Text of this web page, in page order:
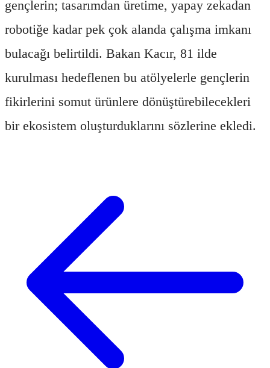
gençlerin; tasarımdan üretime, yapay zekadan
robotiğe kadar pek çok alanda çalışma imkanı
bulacağı belirtildi. Bakan Kacır, 81 ilde
kurulması hedeflenen bu atölyelerle gençlerin
fikirlerini somut ürünlere dönüştürebilecekleri
bir ekosistem oluşturduklarını sözlerine ekledi.